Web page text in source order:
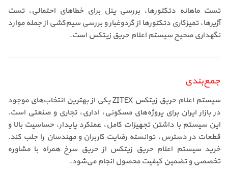
تست ماهانه دتکتورها، بررسی پنل برای خطاهای احتمالی، تست
آژیرها، تمیزکاری دتکتورها از گردوغبار و بررسی سیم‌کشی از جمله موارد
نگهداری صحیح سیستم اعلام حریق زیتکس است.
جمع‌بندی
سیستم اعلام حریق زیتکس ZITEX یکی از بهترین انتخاب‌های موجود
در بازار ایران برای پروژه‌های مسکونی، اداری، تجاری و صنعتی است.
این سیستم با داشتن تجهیزات کامل، عملکرد پایدار، حساسیت بالا و
قطعات در دسترس، توانسته رضایت کاربران و مهندسان را جلب کند.
خرید سیستم اعلام حریق زیتکس از حریق سرخ همراه با مشاوره
تخصصی و تضمین کیفیت محصول انجام می‌شود.